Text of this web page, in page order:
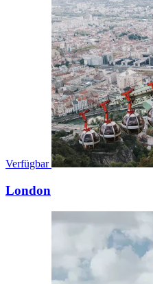
Verfügbar
London